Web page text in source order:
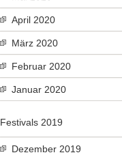
April 2020
März 2020
Februar 2020
Januar 2020
Festivals 2019
Dezember 2019